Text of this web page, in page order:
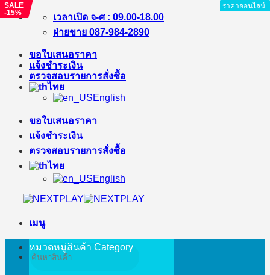
ข้าม
เนื้อหา
เวลาเปิด จ-ศ : 09.00-18.00
ฝ่ายขาย 087-984-2890
ขอใบเสนอราคา
แจ้งชำระเงิน
ตรวจสอบรายการสั่งซื้อ
ไทย
English
ขอใบเสนอราคา
แจ้งชำระเงิน
ตรวจสอบรายการสั่งซื้อ
ไทย
English
เมนู
ค้นหา:
หมวดหมู่สินค้า Category
ราคาออนไลน์
ราคาออนไลน์
ราคาออนไลน์
ราคาออนไลน์
ราคาออนไลน์
ราคาออนไลน์
SALE
-15%
ราคาออนไลน์
ราคาออนไลน์